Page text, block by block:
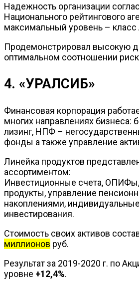
Надежность организации
Национального рейтингового
максимальный уровень – класс
Продемонстрировал высокую
оптимальном соотношении
4. «УРАЛСИБ»
Финансовая корпорация
многих направлениях бизнеса:
лизинг, НПФ –
фонды а также управление
Линейка продуктов
ассортиментом:
Инвестиционные счета,
продукты, управление
накоплениями,
инвестирования.
Стоимость своих активов
миллионов руб.
Результат за 2019-2020 г. по
уровне +12,4%.